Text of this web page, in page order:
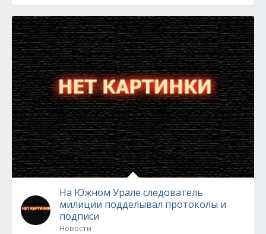
На Южном Урале следователь
милиции подделывал протоколы и
подписи
Новости